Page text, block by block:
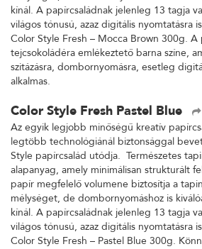
kínál. A papírcsaládnak jelenleg 13 tagja
világos tónusú, azaz digitális nyomtatásra
Color Style Fresh – Mocca Brown 300g. A
tejcsokoládéra emlékeztető barna színe,
szitázásra, dombornyomásra, esetleg
alkalmas.
Color Style Fresh Pastel Blue
Az egyik legjobb minőségű kreatív
legtöbb technológiánál biztonsággal
Style papírcsalád utódja. Természetes
alapanyag, amely minimálisan strukturált
papír megfelelő volumene biztosítja a
mélységet, de dombornyomáshoz is
kínál. A papírcsaládnak jelenleg 13 tagja
világos tónusú, azaz digitális nyomtatásra
Color Style Fresh – Pastel Blue 300g.